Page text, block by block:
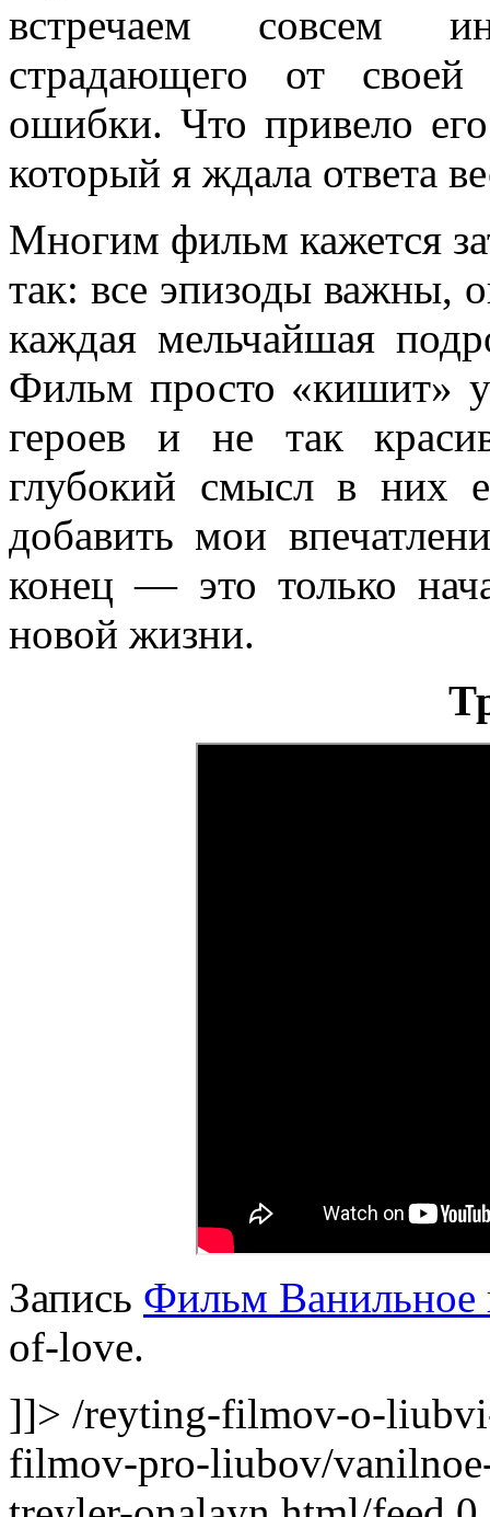
встречаем совсем
страдающего от
ошибки. Что привело
который я ждала ответа
Многим фильм кажется
так: все эпизоды важны,
каждая мельчайшая
Фильм просто «кишит»
героев и не так
глубокий смысл в них
добавить мои
конец — это только
новой жизни.
Запись Фильм Ванильное
of-love.
]]> /reyting-filmov-o-
filmov-pro-liubov/